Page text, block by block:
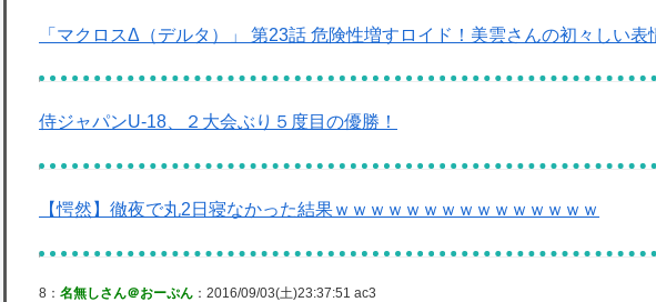
「マクロスΔ（デルタ）」 第23話 危険性増すロイド！美雲さんの初々しい表
侍ジャパンU-18、２大会ぶり５度目の優勝！
【愕然】徹夜で丸2日寝なかった結果ｗｗｗｗｗｗｗｗｗｗｗｗｗｗｗ
8： 名無しさん＠おーぷん ：2016/09/03(土)23:37:51 ac3